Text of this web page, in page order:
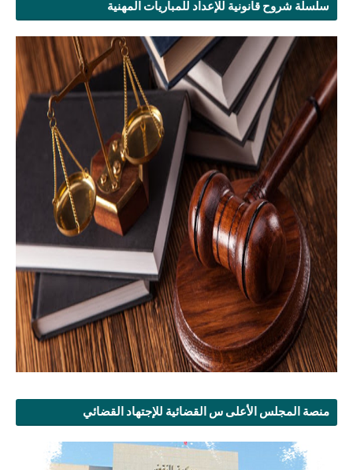
سلسلة شروح قانونية للإعداد للمباريات المهنية
منصة المجلس الأعلى س القضائية للإجتهاد القضائي